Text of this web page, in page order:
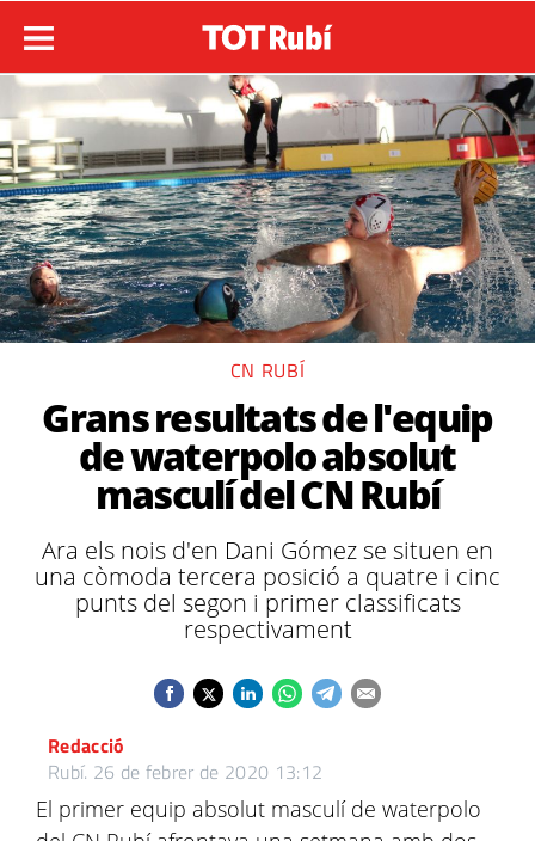
CN RUBÍ
Grans resultats de l'equip
de waterpolo absolut
masculí del CN Rubí
Ara els nois d'en Dani Gómez se situen en
una còmoda tercera posició a quatre i cinc
punts del segon i primer classificats
respectivament
Redacció
Rubí. 26 de febrer de 2020 13:12
El primer equip absolut masculí de waterpolo